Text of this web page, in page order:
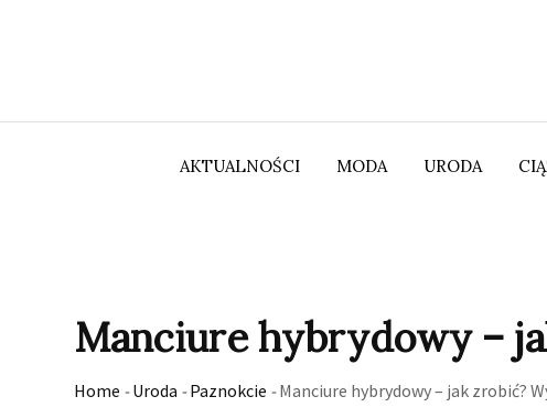
AKTUALNOŚCI MODA URODA
Manciure hybrydowy –
Home -Uroda -Paznokcie -Manciure hybrydowy – jak zrobić?